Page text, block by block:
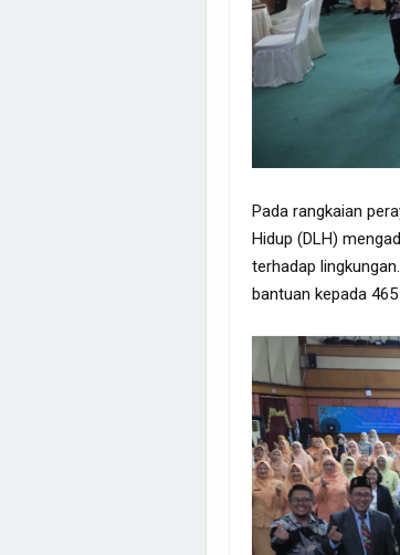
Pada rangkaian
Hidup (DLH)
terhadap
bantuan kepada